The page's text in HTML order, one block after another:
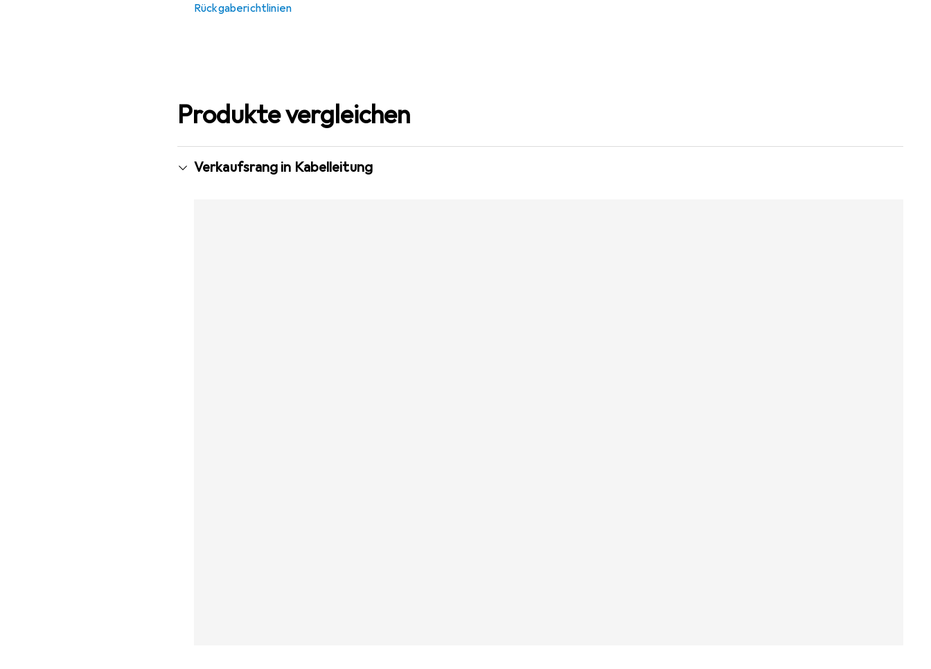
Rückgaberichtlinien
Produkte vergleichen
Verkaufsrang in Kabelleitung